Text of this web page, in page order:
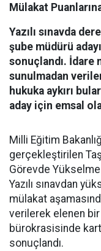
Mülakat
Yazılı sınavda
şube müdürü
sonuçlandı. İdare
sunulmadan
hukuka aykırı
aday için emsal
Milli Eğitim
gerçekleştirilen
Görevde Yükselme
Yazılı sınavdan
mülakat
verilerek elenen bir
bürokrasisinde
sonuçlandı.